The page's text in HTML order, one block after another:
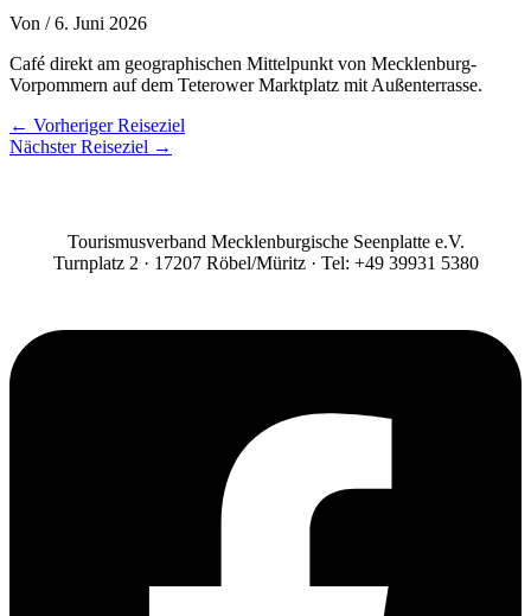
Von /6. Juni 2026
Café direkt am geographischen Mittelpunkt von Mecklenburg-
Vorpommern auf dem Teterower Marktplatz mit Außenterrasse.
← Vorheriger Reiseziel
Nächster Reiseziel →
Tourismusverband Mecklenburgische Seenplatte e.V.
Turnplatz 2 · 17207 Röbel/Müritz · Tel: +49 39931 5380